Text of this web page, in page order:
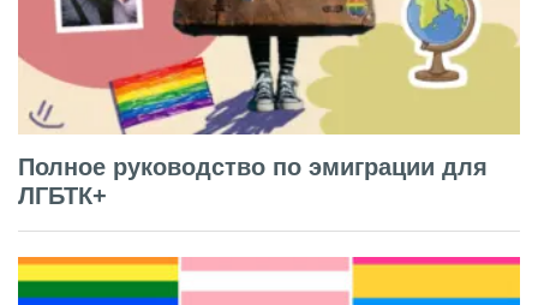
Полное руководство по эмиграции для
ЛГБТК+